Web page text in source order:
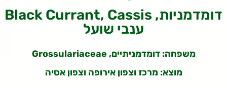
Black Currant, Cassis דומדמניות,
ענבי שועל
משפחה: דומדמניתיים, Grossulariaceae
מוצא: מרכז וצפון אירופה וצפון אסיה